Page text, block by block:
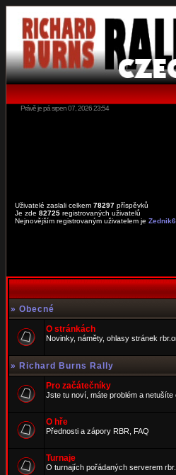
Právě je pá srpen 07, 2026 23:54
Uživatelé zaslali celkem 78297 příspěvků
Je zde 82725 registrovaných uživatelů
Nejnovějším registrovaným uživatelem je
» Obecné
O stránkách
Novinky, náměty, ohlasy stránek
» Richard Burns Rally
Pro začátečníky
Jste tu noví, máte problém a
O hře
Přednosti a zápory RBR, FAQ
Turnaje
O turnajích pořádaných serverem